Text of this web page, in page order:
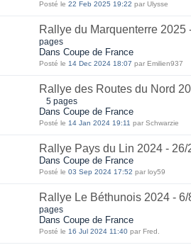
Posté le 22 Feb 2025 19:22 par Ulysse
Rallye du Marquenterre 2025
pages
Dans Coupe de France
Posté le 14 Dec 2024 18:07 par Emilien937
Rallye des Routes du Nord
5 pages
Dans Coupe de France
Posté le 14 Jan 2024 19:11 par Schwarzie
Rallye Pays du Lin 2024 - 26/
Dans Coupe de France
Posté le 03 Sep 2024 17:52 par loy59
Rallye Le Béthunois 2024 - 6/
pages
Dans Coupe de France
Posté le 16 Jul 2024 11:40 par Fred.